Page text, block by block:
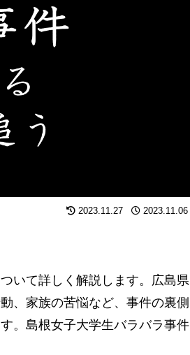
2023.11.27 2023.11.06
いて詳しく解説します。広島県
、家族の苦悩など、事件の裏側
。島根女子大学生バラバラ事件